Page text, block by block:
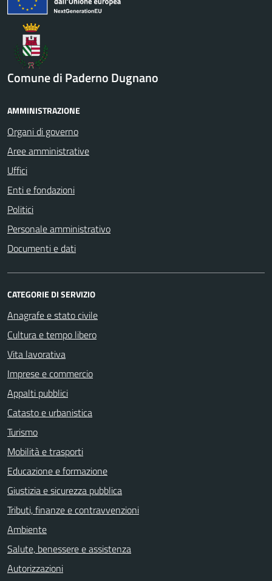
Comune di Paderno Dugnano
AMMINISTRAZIONE
Organi di governo
Aree amministrative
Uffici
Enti e fondazioni
Politici
Personale amministrativo
Documenti e dati
CATEGORIE DI SERVIZIO
Anagrafe e stato civile
Cultura e tempo libero
Vita lavorativa
Imprese e commercio
Appalti pubblici
Catasto e urbanistica
Turismo
Mobilità e trasporti
Educazione e formazione
Giustizia e sicurezza pubblica
Tributi, finanze e contravvenzioni
Ambiente
Salute, benessere e assistenza
Autorizzazioni